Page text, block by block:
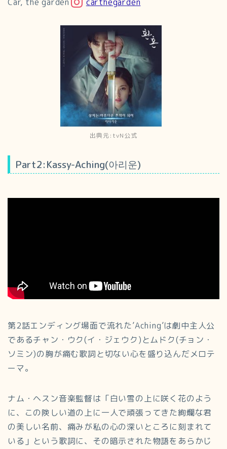
出典元:tvN公式
Part2:Kassy-Aching(아리운)
第2話エンディング場面で流れた’Aching’は劇中主人公
であるチャン・ウク(イ・ジェウク)とムドク(チョン・
ソミン)の胸が痛む歌詞と切ない心を盛り込んだメロテ
ーマ。
ナム・ヘスン音楽監督は「白い雪の上に咲く花のよう
に、この険しい道の上に一人で頑張ってきた絢爛な君
の美しい名前、痛みが私の心の深いところに刻まれて
いる」という歌詞に、その暗示された物語をあらかじ